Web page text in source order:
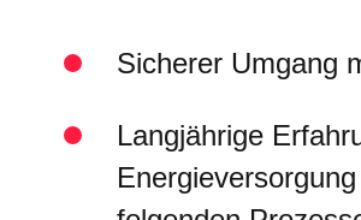
Sicherer Umgang
Langjährige